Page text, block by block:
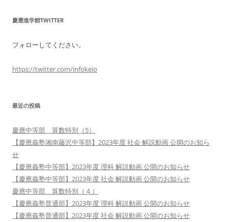
慶應進学館TWITTER
フォローしてください。
https://twitter.com/infokeio
最近の投稿
慶應中等部 算数特別（5）
【慶應義塾湘南藤沢中等部】2023年度 社会 解説動画 公開のお知ら
せ
【慶應義塾中等部】2023年度 理科 解説動画 公開のお知らせ
【慶應義塾中等部】2023年度 社会 解説動画 公開のお知らせ
慶應中等部 算数特別（４）
【慶應義塾普通部】2023年度 理科 解説動画 公開のお知らせ
【慶應義塾普通部】2023年度 社会 解説動画 公開のお知らせ